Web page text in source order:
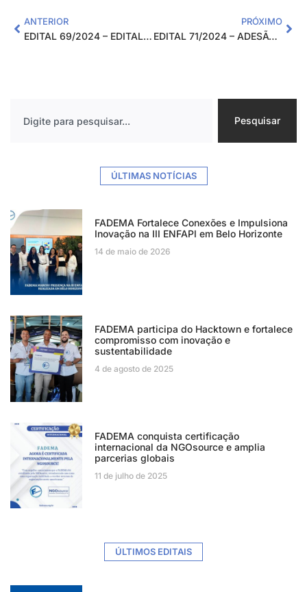
ANTERIOR
EDITAL 69/2024 – EDITAL DE PROCESSO SELETIVO PARA A CONTRATAÇÃO DE INSTRUTORES PARA O PROJETO: “JOVEM APRENDIZ – PARAGUAÇU – 2021/2023”
PRÓXIMO
EDITAL 71/2024 – ADESÃO AO PROGRAMA IF MAIS EMPREENDEDOR NACIONAL 2024
Pesquisar
ÚLTIMAS NOTÍCIAS
FADEMA Fortalece Conexões e Impulsiona
Inovação na III ENFAPI em Belo Horizonte
14 de maio de 2026
FADEMA participa do Hacktown e fortalece
compromisso com inovação e
sustentabilidade
4 de agosto de 2025
FADEMA conquista certificação
internacional da NGOsource e amplia
parcerias globais
11 de julho de 2025
ÚLTIMOS EDITAIS